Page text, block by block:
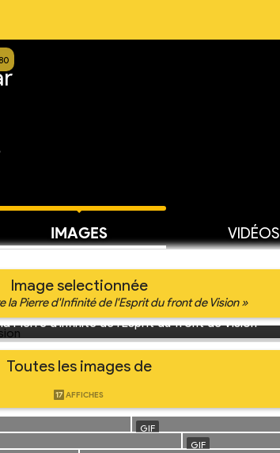
IMAGES VIDÉOS
Image selectionnée
la Pierre d'Infinité de l'Esprit du front de Vision »
Pierre d'Infinité de l'Esprit du front de Vision
Toutes les images de
17 AFFICHES